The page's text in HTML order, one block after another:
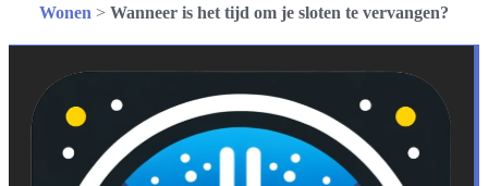
Wonen > Wanneer is het tijd om je sloten te vervangen?